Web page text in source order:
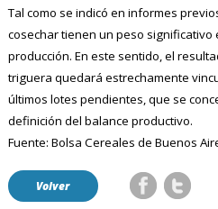
Tal como se indicó en informes
cosechar tienen un peso significativo
producción. En este sentido, el
triguera quedará estrechamente
últimos lotes pendientes, que se
definición del balance productivo.
Fuente: Bolsa Cereales de Buenos
Volver